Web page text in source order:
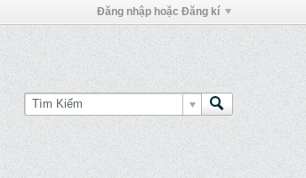
Đăng nhập hoặc Đăng kí